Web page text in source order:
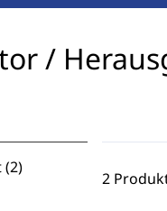
/
(2)
2